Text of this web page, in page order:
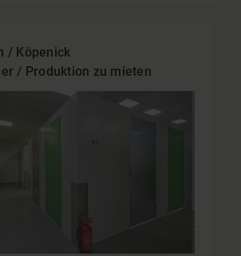
/ Köpenick
/ Produktion zu mieten